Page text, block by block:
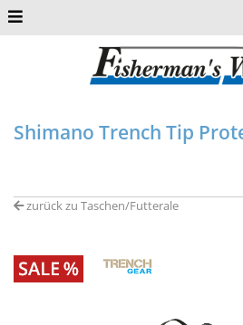
Shimano Trench Tip
zurück zu Taschen/Futterale